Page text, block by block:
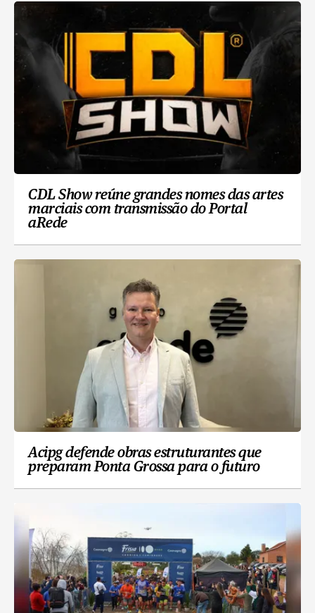
CDL Show reúne grandes nomes das artes
marciais com transmissão do Portal
aRede
Acipg defende obras estruturantes que
preparam Ponta Grossa para o futuro